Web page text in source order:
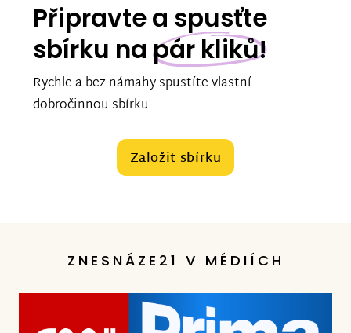
Připravte a spusťte
sbírku na pár kliků!
Rychle a bez námahy spustíte vlastní
dobročinnou sbírku.
Založit sbírku
ZNESNÁZE21 V MÉDIÍCH